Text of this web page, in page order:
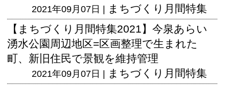
2021年09月07日 |
まちづくり月間特集
【まちづくり月間特集2021】今泉あらい
湧水公園周辺地区=区画整理で生まれた
町、新旧住民で景観を維持管理
2021年09月07日 | まちづくり月間特集